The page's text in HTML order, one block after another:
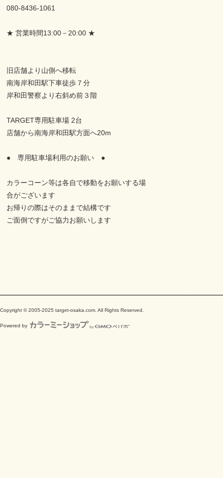
080-8436-1061
★ 営業時間13:00－20:00 ★
旧店舗より山側へ移転
南海岸和田駅下車徒歩７分
岸和田警察より右斜め前３階
TARGET専用駐車場 2台
店舗から南海岸和田駅方面へ20m
● 専用駐車場利用のお願い ●
カラーコーン等は各自で移動をお願いする場
合がございます
お帰りの際はそのままで結構です
ご面倒ですがご協力お願いします
Copyright © 2005-2025 target-osaka.com. All Rights Reserved.
Powered by